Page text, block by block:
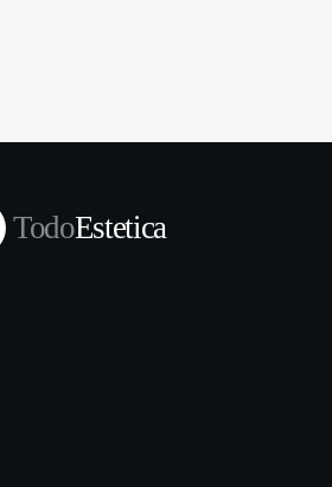
TodoEstetica